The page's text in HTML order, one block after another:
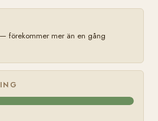
förekommer mer än en gång